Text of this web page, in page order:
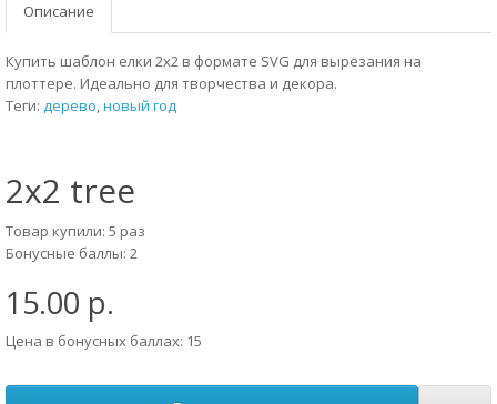
Описание
Купить шаблон елки 2x2 в формате SVG для вырезания на
плоттере. Идеально для творчества и декора.
Теги: дерево,новый год
2x2 tree
Товар купили: 5 раз
Бонусные баллы: 2
15.00 р.
Цена в бонусных баллах: 15